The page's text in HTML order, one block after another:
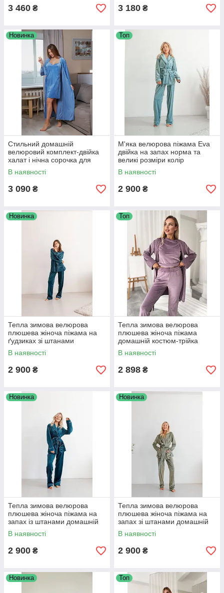
3 460 ₴ 3 180 ₴
Новинка
Стильний домашній
велюровий комплект-двійка
халат і нічна сорочка для
жінок модний жіночий одяг
В наявності
3 090 ₴
Топ
М'яка велюрова піжама Eva
двійка на запах норма та
великі розміри колір
фісташковий жіночий
домашній костюм
В наявності
2 900 ₴
Новинка
Тепла зимова велюрова
плюшева жіноча піжама на
ґудзиках зі штанами
домашній костюм кольоровий
В наявності
2 900 ₴
Топ
Тепла зимова велюрова
плюшева жіноча піжама
домашній костюм-трійка
фрезовий
В наявності
2 898 ₴
Новинка
Тепла зимова велюрова
плюшева жіноча піжама на
запах із штанами домашній
костюм колір смарагдовий
В наявності
2 900 ₴
Новинка
Тепла зимова велюрова
плюшева жіноча піжама на
запах зі штанами домашній
костюм колір фісташковий
В наявності
2 900 ₴
Новинка Топ